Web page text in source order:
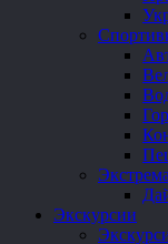
Экскурсии